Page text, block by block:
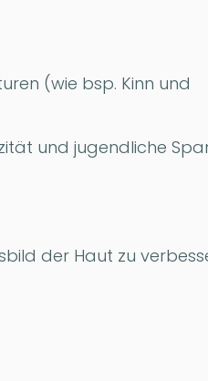
(wie bsp. Kinn und
und jugendliche
der Haut zu